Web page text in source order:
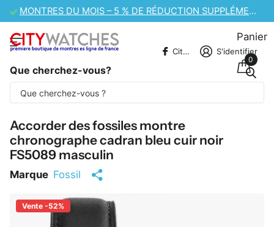
VENTE DE MONTRES CASIO – 10 % DE RÉDUCTION
Que cherchez-vous?
CitywatchesFR S'identifier
Panier
0
Une partie du contenu est traduite
automatiquement.
Accorder des fossiles montre
chronographe cadran bleu cuir noir
FS5089 masculin
Marque Fossil
Vente -52%